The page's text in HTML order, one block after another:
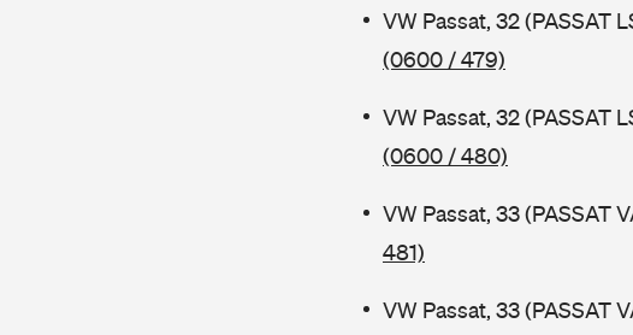
VW Passat, 32 (PASSAT
(0600 / 479)
VW Passat, 32 (PASSAT
(0600 / 480)
VW Passat, 33 (PASSAT
481)
VW Passat, 33 (PASSAT